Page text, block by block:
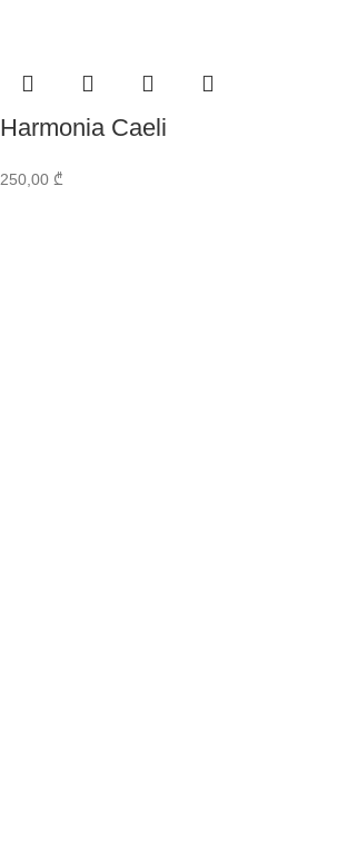
Harmonia Caeli
250,00 ₾